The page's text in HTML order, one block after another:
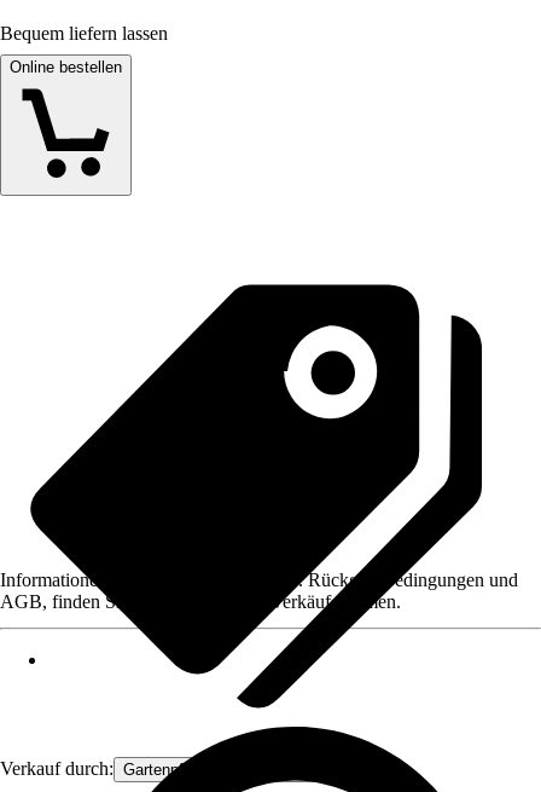
Bequem liefern lassen
Online bestellen
Verkauf durch: Gartenpflanzen Ammerland
Informationen des Verkäufers, wie z. B. Rückgabebedingungen und
AGB, finden Sie bei Klick auf den Verkäufernamen.